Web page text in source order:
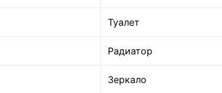
Туалет
Радиатор
Зеркало